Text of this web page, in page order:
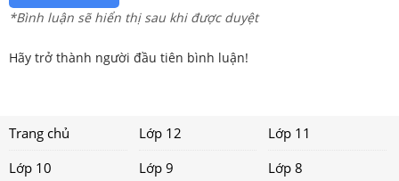
*Bình luận sẽ hiển thị sau khi được duyệt
Hãy trở thành người đầu tiên bình luận!
Trang chủ Lớp 12
Lớp 11
Lớp 10
Lớp 9
Lớp 8